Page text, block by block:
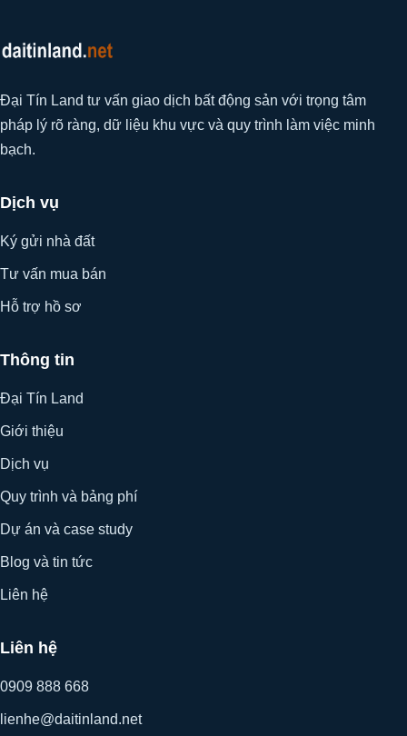
Đại Tín Land tư vấn giao dịch bất động sản với trọng tâm
pháp lý rõ ràng, dữ liệu khu vực và quy trình làm việc minh
bạch.
Dịch vụ
Ký gửi nhà đất
Tư vấn mua bán
Hỗ trợ hồ sơ
Thông tin
Đại Tín Land
Giới thiệu
Dịch vụ
Quy trình và bảng phí
Dự án và case study
Blog và tin tức
Liên hệ
Liên hệ
0909 888 668
lienhe@daitinland.net